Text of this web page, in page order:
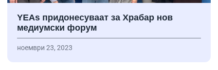
YEAs придонесуваат за Храбар нов
медиумски форум
ноември 23, 2023